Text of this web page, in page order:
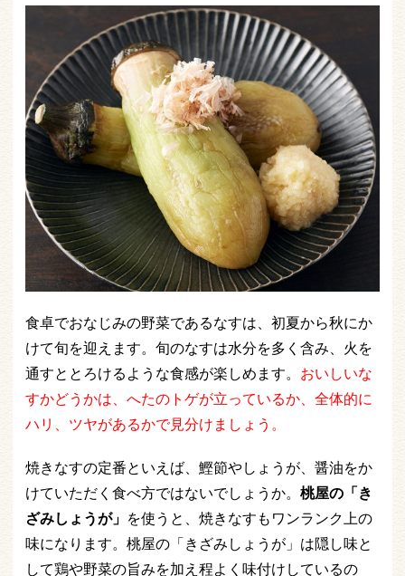
食卓でおなじみの野菜であるなすは、初夏から秋にか
けて旬を迎えます。旬のなすは水分を多く含み、火を
通すととろけるような食感が楽しめます。 おいしいな
すかどうかは、へたのトゲが立っているか、全体的に
ハリ、ツヤがあるかで見分けましょう。
焼きなすの定番といえば、鰹節やしょうが、醤油をか
けていただく食べ方ではないでしょうか。 桃屋の「き
ざみしょうが」 を使うと、焼きなすもワンランク上の
味になります。桃屋の「きざみしょうが」は隠し味と
して鶏や野菜の旨みを加え程よく味付けしているの